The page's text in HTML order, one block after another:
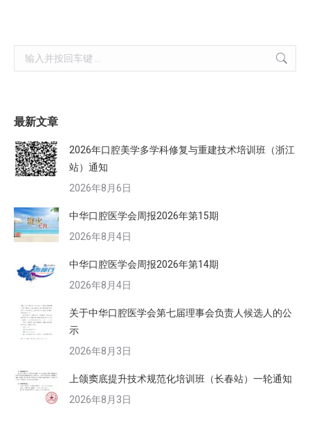
Search:
最新文章
2026年口腔美学多学科修复与重建技术培训班（浙江
站）通知
2026年8月6日
中华口腔医学会周报2026年第15期
2026年8月4日
中华口腔医学会周报2026年第14期
2026年8月4日
关于中华口腔医学会第七届理事会负责人候选人的公
示
2026年8月3日
上颌窦底提升技术规范化培训班（长春站）一轮通知
2026年8月3日